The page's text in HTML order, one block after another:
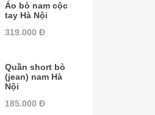
Áo bò nam cộc
tay Hà Nội
319.000 Đ
Quần short bò
(jean) nam Hà
Nội
185.000 Đ